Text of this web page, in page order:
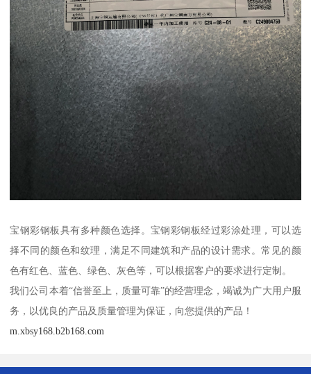
宝钢彩钢板具有多种颜色选择。宝钢彩钢板经过彩涂处理，可以选
择不同的颜色和纹理，满足不同建筑和产品的设计需求。常见的颜
色有红色、蓝色、绿色、灰色等，可以根据客户的要求进行定制。
我们公司本着“信誉至上，质量可靠”的经营理念，竭诚为广大用户服
务，以优良的产品及质量管理为保证，向您提供的产品！
m.xbsy168.b2b168.com